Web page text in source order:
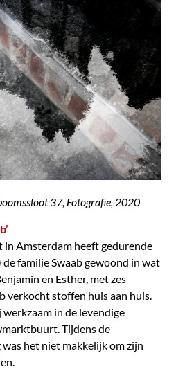
37, Fotografie, 2020
in Amsterdam heeft gedurende
familie Swaab gewoond in wat
en Esther, met zes
verkocht stoffen huis aan huis.
in de levendige
Tijdens de
het niet makkelijk om zijn